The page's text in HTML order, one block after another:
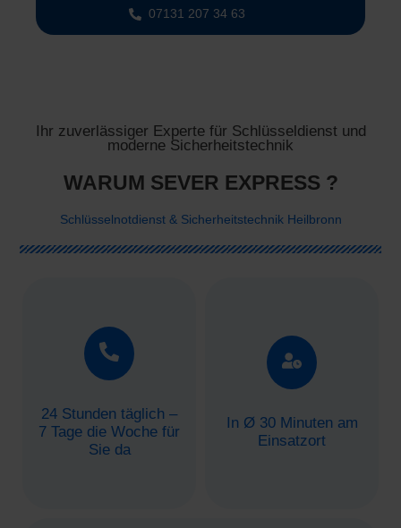
07131 207 34 63
Ihr zuverlässiger Experte für Schlüsseldienst und
moderne Sicherheitstechnik
WARUM SEVER EXPRESS ?
Schlüsselnotdienst & Sicherheitstechnik Heilbronn
24 Stunden täglich –
7 Tage die Woche für
Sie da
In Ø 30 Minuten am
Einsatzort